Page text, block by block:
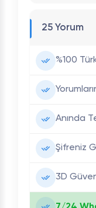
25 Yorum
%100
Anında
Şifreniz
3D